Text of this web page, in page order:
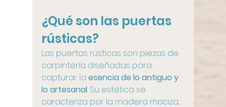
¿Qué son las puertas
rústicas?
Las puertas rústicas son piezas de
carpintería diseñadas para
capturar la esencia de lo antiguo y
lo artesanal. Su estética se
caracteriza por la madera maciza,